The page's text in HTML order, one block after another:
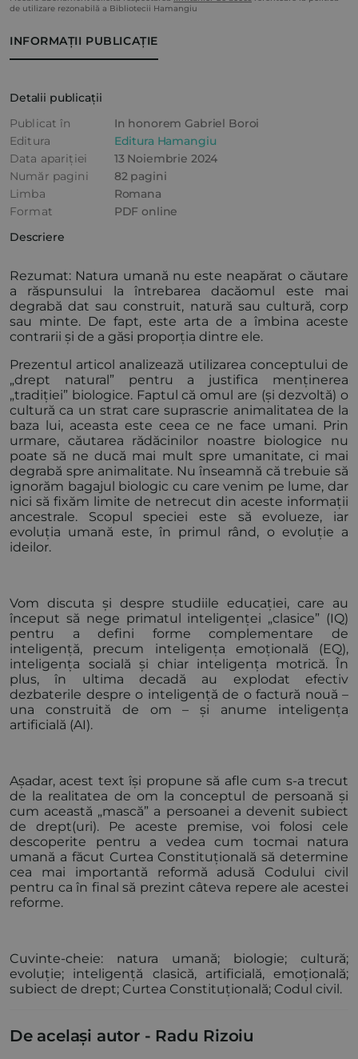
INFORMAȚII PUBLICAȚIE
Detalii publicații
Publicat în
In honorem Gabriel Boroi
Editura
Editura Hamangiu
Data apariției
13 Noiembrie 2024
Număr pagini
82 pagini
Limba
Romana
Format
PDF online
Descriere
Rezumat: Natura umană nu este neapărat o căutare
a răspunsului la întrebarea dacăomul este mai
degrabă dat sau construit, natură sau cultură, corp
sau minte. De fapt, este arta de a îmbina aceste
contrarii și de a găsi proporția dintre ele.
Prezentul articol analizează utilizarea conceptului de
„drept natural” pentru a justifica menținerea
„tradiției” biologice. Faptul că omul are (și dezvoltă) o
cultură ca un strat care suprascrie animalitatea de la
baza lui, aceasta este ceea ce ne face umani. Prin
urmare, căutarea rădăcinilor noastre biologice nu
poate să ne ducă mai mult spre umanitate, ci mai
degrabă spre animalitate. Nu înseamnă că trebuie să
ignorăm bagajul biologic cu care venim pe lume, dar
nici să fixăm limite de netrecut din aceste informații
ancestrale. Scopul speciei este să evolueze, iar
evoluția umană este, în primul rând, o evoluție a
ideilor.
Vom discuta și despre studiile educației, care au
început să nege primatul inteligenței „clasice” (IQ)
pentru a defini forme complementare de
inteligență, precum inteligența emoțională (EQ),
inteligența socială și chiar inteligența motrică. În
plus, în ultima decadă au explodat efectiv
dezbaterile despre o inteligență de o factură nouă –
una construită de om – și anume inteligența
artificială (AI).
Așadar, acest text își propune să afle cum s-a trecut
de la realitatea de om la conceptul de persoană și
cum această „mască” a persoanei a devenit subiect
de drept(uri). Pe aceste premise, voi folosi cele
descoperite pentru a vedea cum tocmai natura
umană a făcut Curtea Constituțională să determine
cea mai importantă reformă adusă Codului civil
pentru ca în final să prezint câteva repere ale acestei
reforme.
Cuvinte-cheie: natura umană; biologie; cultură;
evoluție; inteligență clasică, artificială, emoțională;
subiect de drept; Curtea Constituțională; Codul civil.
de utilizare rezonabilă a Bibliotecii Hamangiu
De același autor - Radu Rizoiu